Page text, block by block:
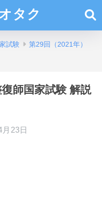
タク
試験 第29回（2021年）
師国家試験 解説
23日